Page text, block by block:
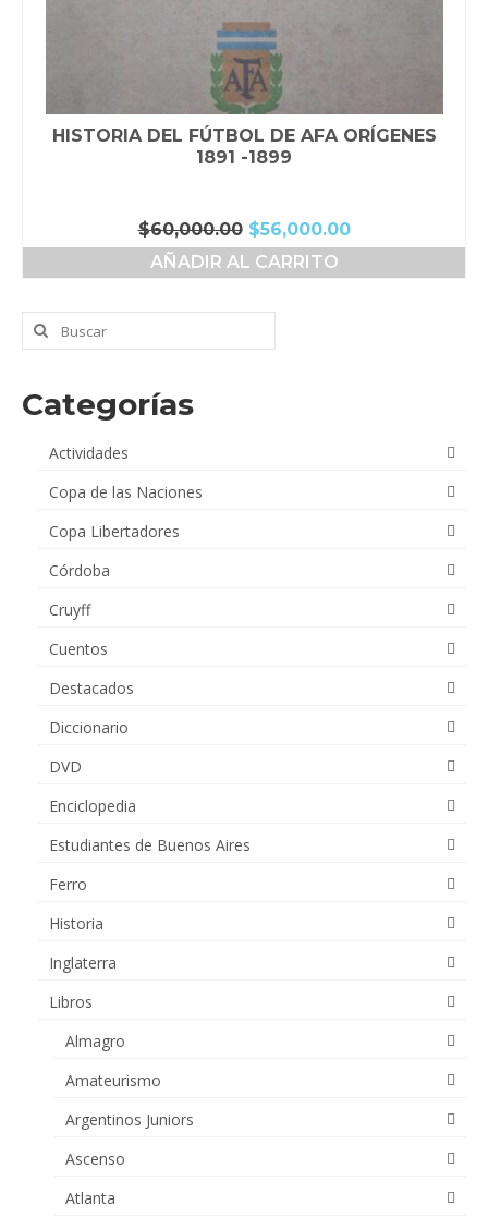
HISTORIA DEL FÚTBOL DE AFA ORÍGENES
1891 -1899
$60,000.00 El
precio
original
$60,000.00.
$56,000.00El
precio
AÑADIR AL CARRITO
Buscar
por:
Categorías
Actividades
Copa de las Naciones
Copa Libertadores
Córdoba
Cruyff
Cuentos
Destacados
Diccionario
DVD
Enciclopedia
Estudiantes de Buenos Aires
Ferro
Historia
Inglaterra
Libros
Almagro
Amateurismo
Argentinos Juniors
Ascenso
Atlanta